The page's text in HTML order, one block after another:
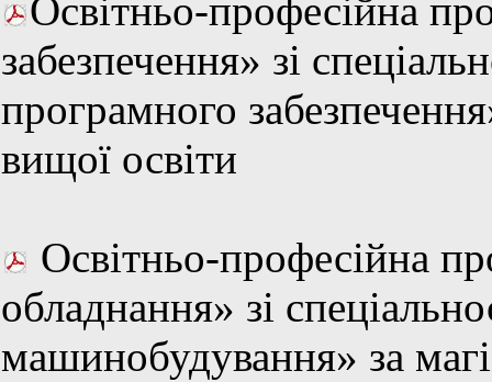
Освітньо-професійна
забезпечення» зі
програмного
вищої освіти
Освітньо-професійна
обладнання» зі
машинобудування» за